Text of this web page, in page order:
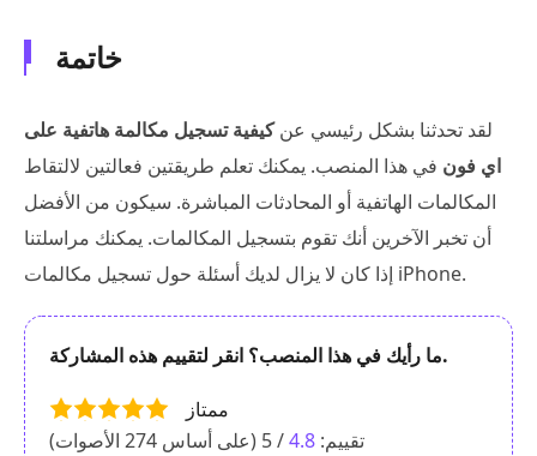
خاتمة
لقد تحدثنا بشكل رئيسي عنكيفية تسجيل مكالمة هاتفية على
اي فون في هذا المنصب. يمكنك تعلم طريقتين فعالتين لالتقاط
المكالمات الهاتفية أو المحادثات المباشرة. سيكون من الأفضل
أن تخبر الآخرين أنك تقوم بتسجيل المكالمات. يمكنك مراسلتنا
إذا كان لا يزال لديك أسئلة حول تسجيل مكالمات iPhone.
ما رأيك في هذا المنصب؟ انقر لتقييم هذه المشاركة.
ممتاز
تقييم: 4.8/ 5 (على أساس 274 الأصوات)